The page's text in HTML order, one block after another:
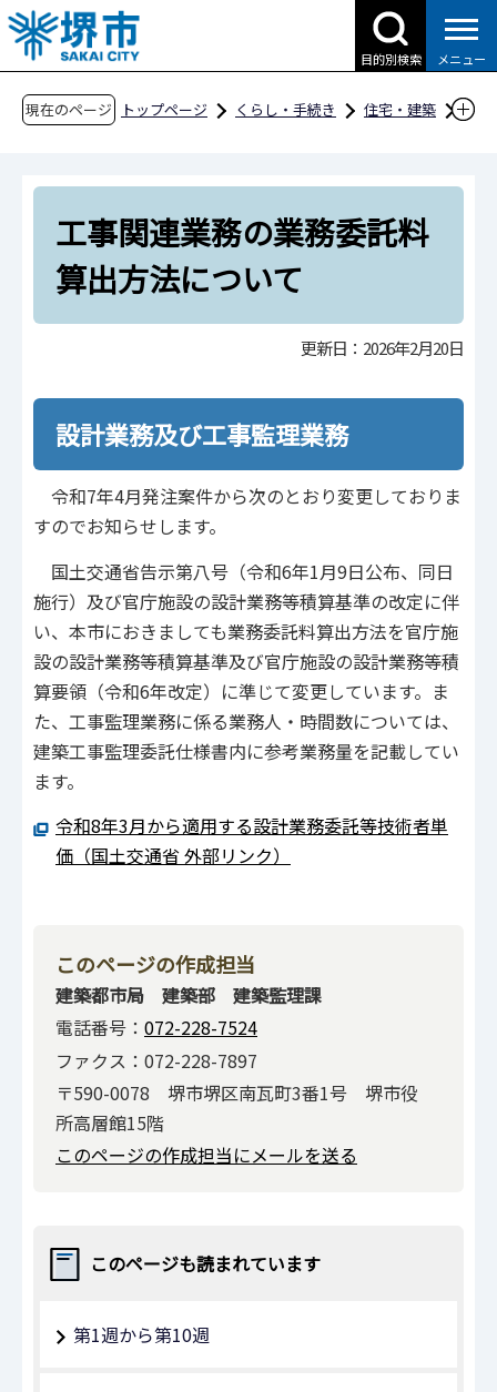
こ
の
ペ
目的別検索 メニュー
現在のページ トップページ くらし・手続き
住宅・建築
工事関連業務の業務委託料算出方法について
工事関連業務の業務委託料
算出方法について
更新日：2026年2月20日
設計業務及び工事監理業務
令和7年4月発注案件から次のとおり変更しておりま
すのでお知らせします。
国土交通省告示第八号（令和6年1月9日公布、同日
施行）及び官庁施設の設計業務等積算基準の改定に伴
い、本市におきましても業務委託料算出方法を官庁施
設の設計業務等積算基準及び官庁施設の設計業務等積
算要領（令和6年改定）に準じて変更しています。ま
た、工事監理業務に係る業務人・時間数については、
建築工事監理委託仕様書内に参考業務量を記載してい
ます。
令和8年3月から適用する設計業務委託等技術者単
価（国土交通省 外部リンク）
このページの作成担当
建築都市局 建築部 建築監理課
電話番号： 072-228-7524
ファクス：072-228-7897
〒590-0078 堺市堺区南瓦町3番1号 堺市役
所高層館15階
このページの作成担当にメールを送る
このページも読まれています
第1週から第10週